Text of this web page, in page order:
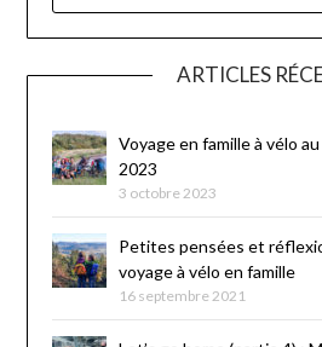
ARTICLES
Voyage en famille à vélo
2023
3 octobre 2023
Petites pensées et
voyage à vélo en famille
16 septembre 2021